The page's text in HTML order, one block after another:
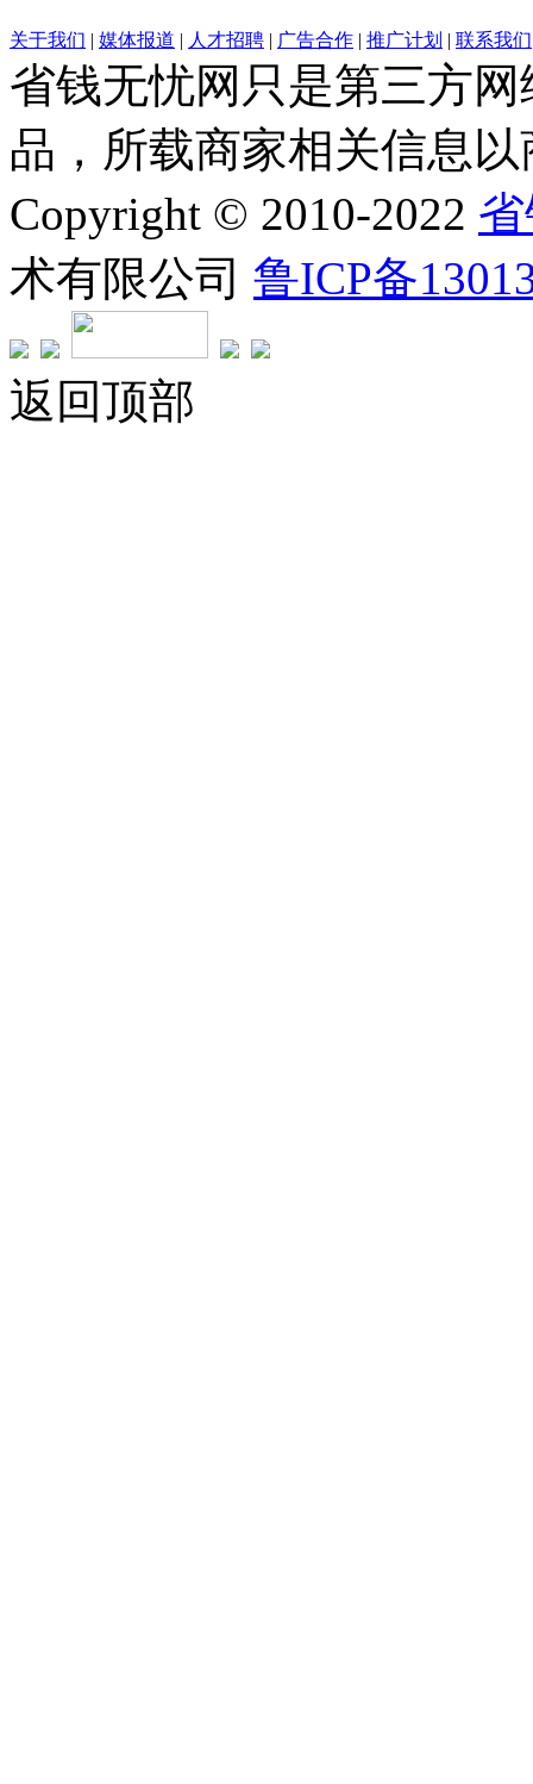
关于我们 | 媒体报道 | 人才招聘 | 广告合作 | 推广计划 | 联系我们
省钱无忧网只是第三方
品，所载商家相关信息
Copyright © 2010-2022
术有限公司 鲁ICP备
返回顶部